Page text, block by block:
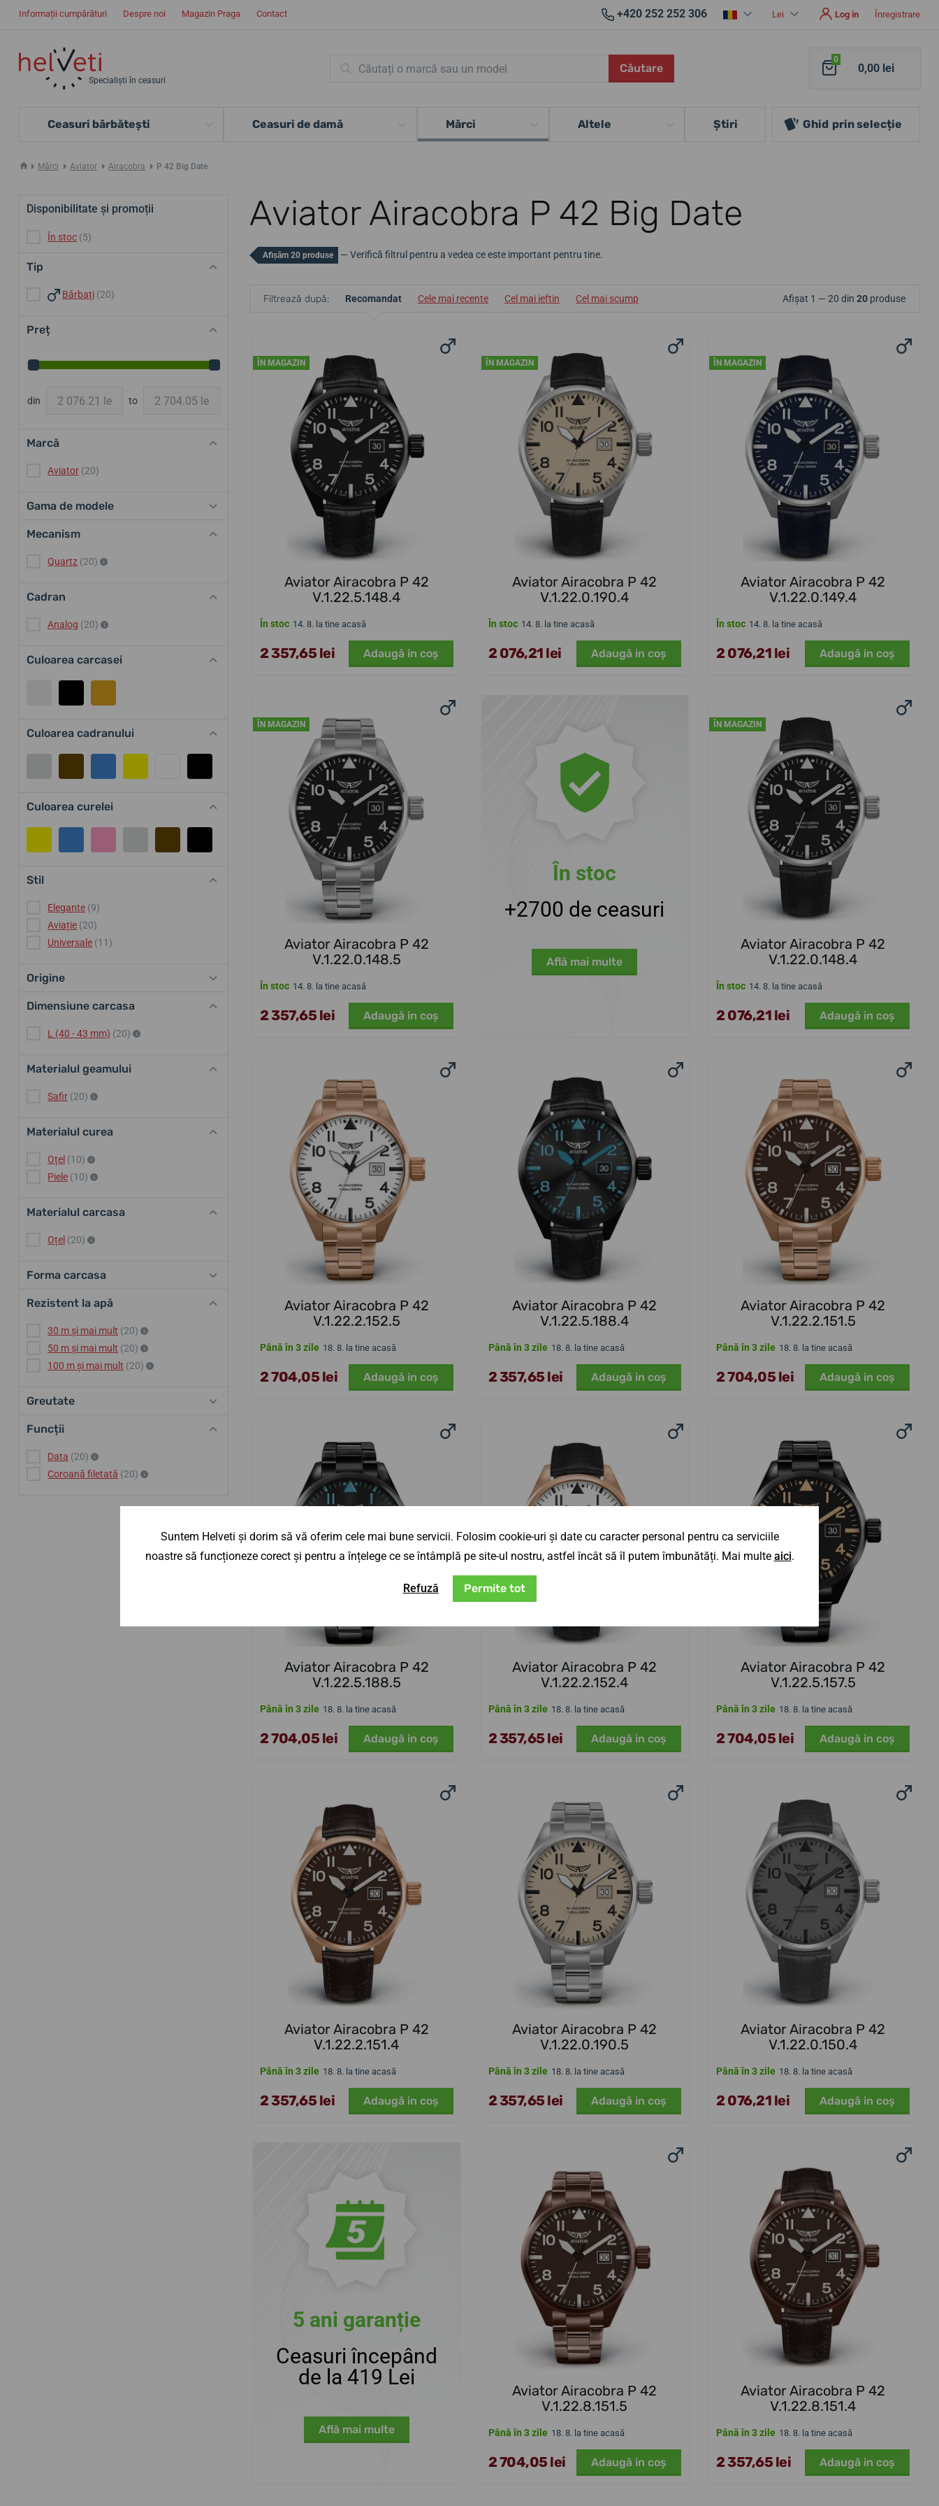
Informații cumpărături Despre noi Magazin Praga Contact +420 252 252 306 Lei Log in Înregistrare
Specialiști în ceasuri
Căutare
0
0,00 lei
Ceasuri bărbătești Ceasuri de damă Mărci Altele Ştiri Ghid prin selecție
Mărci Aviator Airacobra P 42 Big Date
Aviator Airacobra P 42 Big Date
Disponibilitate și promoții
În stoc (5)
Tip
Bărbați (20)
Preț
din to
Marcă
Aviator (20)
Gama de modele
Mecanism
Quartz (20)
Cadran
Analog (20)
Culoarea carcasei
Culoarea cadranului
Culoarea curelei
Stil
Elegante (9)
Aviație (20)
Universale (11)
Origine
Dimensiune carcasa
L (40 - 43 mm) (20)
Materialul geamului
Safir (20)
Materialul curea
Oțel (10)
Piele (10)
Materialul carcasa
Oțel (20)
Forma carcasa
Rezistent la apă
30 m și mai mult (20)
50 m și mai mult (20)
100 m și mai mult (20)
Greutate
Funcții
Data (20)
Coroană filetată (20)
Afișăm 20 produse — Verifică filtrul pentru a vedea ce este important pentru tine.
Filtrează după: Recomandat Cele mai recente Cel mai ieftin Cel mai scump Afișat 1 — 20 din 20 produse
ÎN MAGAZIN
Aviator Airacobra P 42
V.1.22.5.148.4
În stoc 14. 8. la tine acasă
2 357,65 lei Adaugă in coş
ÎN MAGAZIN
Aviator Airacobra P 42
V.1.22.0.190.4
În stoc 14. 8. la tine acasă
2 076,21 lei Adaugă in coş
ÎN MAGAZIN
Aviator Airacobra P 42
V.1.22.0.149.4
În stoc 14. 8. la tine acasă
2 076,21 lei Adaugă in coş
ÎN MAGAZIN
Aviator Airacobra P 42
V.1.22.0.148.5
În stoc 14. 8. la tine acasă
2 357,65 lei Adaugă in coş
În stoc
+2700 de ceasuri
Află mai multe
ÎN MAGAZIN
Aviator Airacobra P 42
V.1.22.0.148.4
În stoc 14. 8. la tine acasă
2 076,21 lei Adaugă in coş
Aviator Airacobra P 42
V.1.22.2.152.5
Până în 3 zile 18. 8. la tine acasă
2 704,05 lei Adaugă in coş
Aviator Airacobra P 42
V.1.22.5.188.4
Până în 3 zile 18. 8. la tine acasă
2 357,65 lei Adaugă in coş
Aviator Airacobra P 42
V.1.22.2.151.5
Până în 3 zile 18. 8. la tine acasă
2 704,05 lei Adaugă in coş
Aviator Airacobra P 42
V.1.22.5.188.5
Până în 3 zile 18. 8. la tine acasă
2 704,05 lei Adaugă in coş
Aviator Airacobra P 42
V.1.22.2.152.4
Până în 3 zile 18. 8. la tine acasă
2 357,65 lei Adaugă in coş
Aviator Airacobra P 42
V.1.22.5.157.5
Până în 3 zile 18. 8. la tine acasă
2 704,05 lei Adaugă in coş
Aviator Airacobra P 42
V.1.22.2.151.4
Până în 3 zile 18. 8. la tine acasă
2 357,65 lei Adaugă in coş
Aviator Airacobra P 42
V.1.22.0.190.5
Până în 3 zile 18. 8. la tine acasă
2 357,65 lei Adaugă in coş
Aviator Airacobra P 42
V.1.22.0.150.4
Până în 3 zile 18. 8. la tine acasă
2 076,21 lei Adaugă in coş
5 ani garanție
Ceasuri începând
de la 419 Lei
Află mai multe
Aviator Airacobra P 42
V.1.22.8.151.5
Până în 3 zile 18. 8. la tine acasă
2 704,05 lei Adaugă in coş
Aviator Airacobra P 42
V.1.22.8.151.4
Până în 3 zile 18. 8. la tine acasă
2 357,65 lei Adaugă in coş
Suntem Helveti și dorim să vă oferim cele mai bune servicii. Folosim cookie-uri și date cu caracter personal pentru ca serviciile
noastre să funcționeze corect și pentru a înțelege ce se întâmplă pe site-ul nostru, astfel încât să îl putem îmbunătăți. Mai multe aici.
Refuză Permite tot